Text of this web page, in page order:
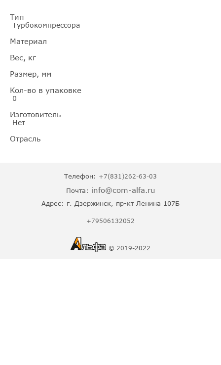
Тип
Турбокомпрессора
Материал
Вес, кг
Размер, мм
Кол-во в упаковке
0
Изготовитель
Нет
Отрасль
Телефон: +7(831)262-63-03
Почта: info@com-alfa.ru
Адрес: г. Дзержинск, пр-кт Ленина 107Б
+79506132052
© 2019-2022